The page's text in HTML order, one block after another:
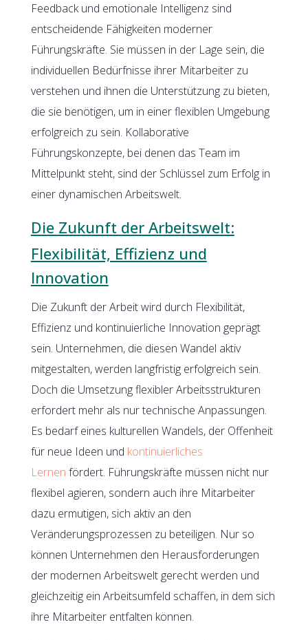
Feedback und emotionale Intelligenz sind
entscheidende Fähigkeiten moderner
Führungskräfte. Sie müssen in der Lage sein, die
individuellen Bedürfnisse ihrer Mitarbeiter zu
verstehen und ihnen die Unterstützung zu bieten,
die sie benötigen, um in einer flexiblen Umgebung
erfolgreich zu sein. Kollaborative
Führungskonzepte, bei denen das Team im
Mittelpunkt steht, sind der Schlüssel zum Erfolg in
einer dynamischen Arbeitswelt.
Die Zukunft der Arbeitswelt:
Flexibilität, Effizienz und
Innovation
Die Zukunft der Arbeit wird durch Flexibilität,
Effizienz und kontinuierliche Innovation geprägt
sein. Unternehmen, die diesen Wandel aktiv
mitgestalten, werden langfristig erfolgreich sein.
Doch die Umsetzung flexibler Arbeitsstrukturen
erfordert mehr als nur technische Anpassungen.
Es bedarf eines kulturellen Wandels, der Offenheit
für neue Ideen und kontinuierliches
Lernen fördert. Führungskräfte müssen nicht nur
flexibel agieren, sondern auch ihre Mitarbeiter
dazu ermutigen, sich aktiv an den
Veränderungsprozessen zu beteiligen. Nur so
können Unternehmen den Herausforderungen
der modernen Arbeitswelt gerecht werden und
gleichzeitig ein Arbeitsumfeld schaffen, in dem sich
ihre Mitarbeiter entfalten können.